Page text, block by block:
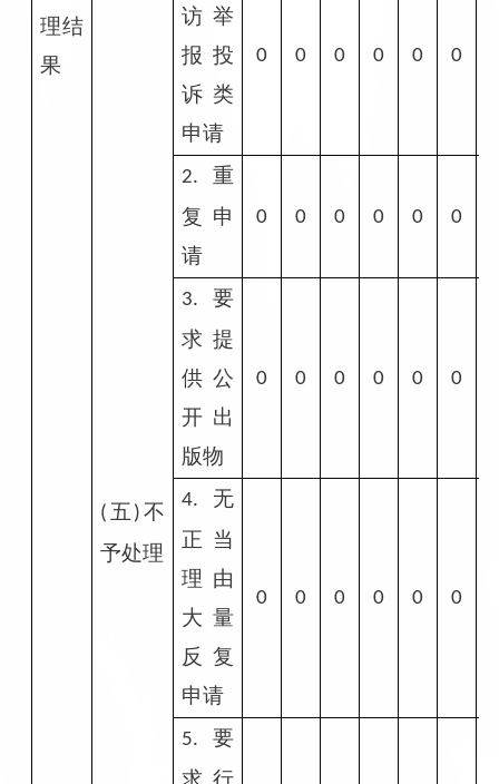
理结
果
( 五 ) 不
予处理
访举
报投
诉类
申请
0 0 0 0 0 0
2.
重
复申
请
0 0 0 0 0 0
3.
要
求提
供公
开出
版物
0 0 0 0 0 0
4.
无
正当
理由
大量
反复
申请
0 0 0 0 0 0
5.
要
求行